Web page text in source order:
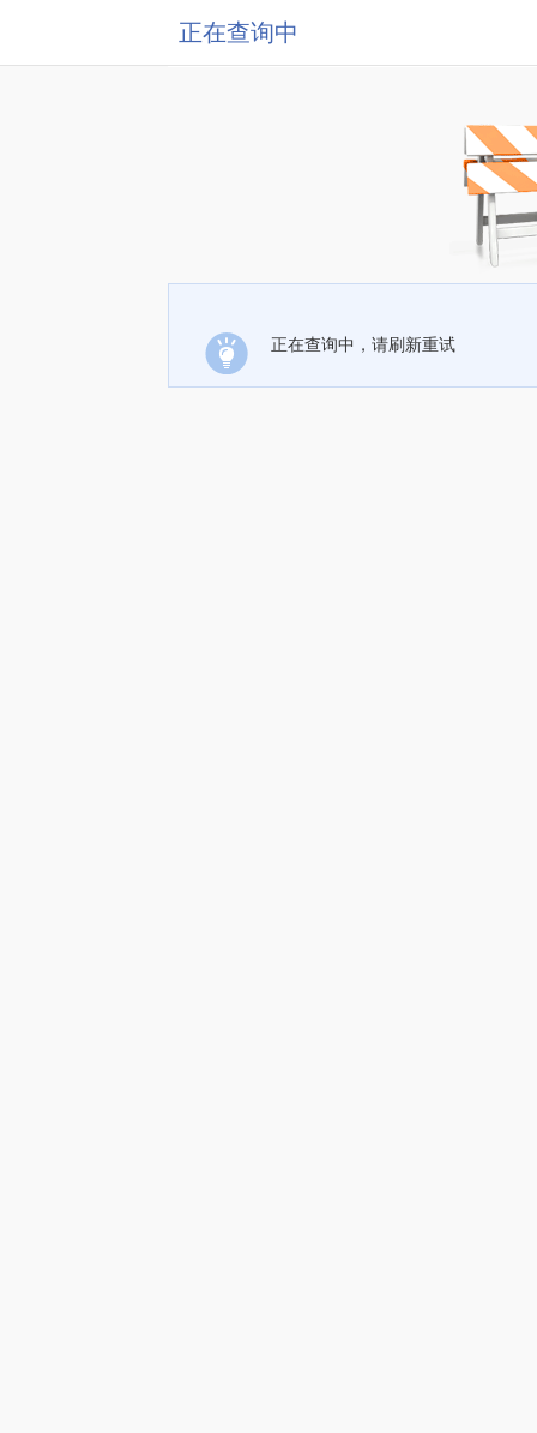
正在查询中
正在查询中，请刷新重试